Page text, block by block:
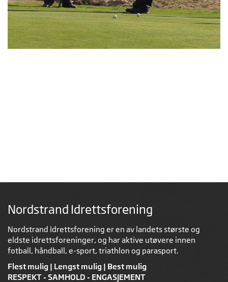
Nordstrand Idrettsforening
Nordstrand Idrettsforening er en av landets største og
eldste idrettsforeninger, og har aktive utøvere innen
fotball, håndball, e-sport, triathlon og parasport.
Flest mulig | Lengst mulig | Best mulig
RESPEKT - SAMHOLD - ENGASJEMENT